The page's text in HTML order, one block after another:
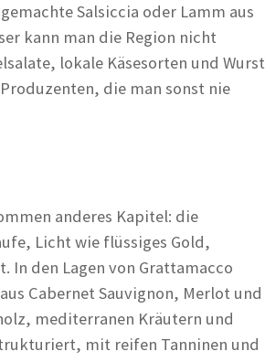
Salsiccia oder Lamm aus
kann man die Region nicht
lokale Käsesorten und Wurst
die man sonst nie
anderes Kapitel: die
Licht wie flüssiges Gold,
In den Lagen von Grattamacco
Cabernet Sauvignon, Merlot und
mediterranen Kräutern und
mit reifen Tanninen und